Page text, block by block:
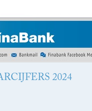
2024